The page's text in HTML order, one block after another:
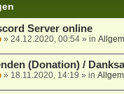
Server online
» 24.12.2020, 00:54» in
(Donation) /
» 18.11.2020, 14:19 » in